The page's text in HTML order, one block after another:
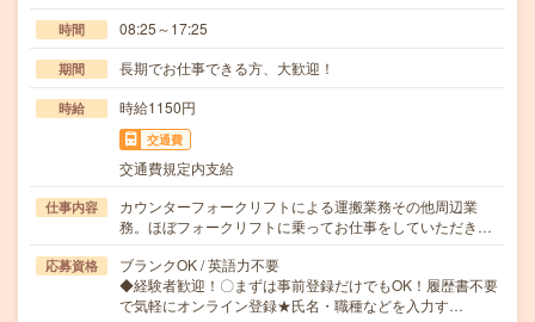
時間 08:25～17:25
期間 長期でお仕事できる方、大歓迎！
時給 時給1150円
交通費
交通費規定内支給
仕事内容
カウンターフォークリフトによる運搬業務その他周辺業
務。ほぼフォークリフトに乗ってお仕事をしていただき…
応募資格
ブランクOK / 英語力不要
◆経験者歓迎！〇まずは事前登録だけでもOK！履歴書不要
で気軽にオンライン登録★氏名・職種などを入力す…